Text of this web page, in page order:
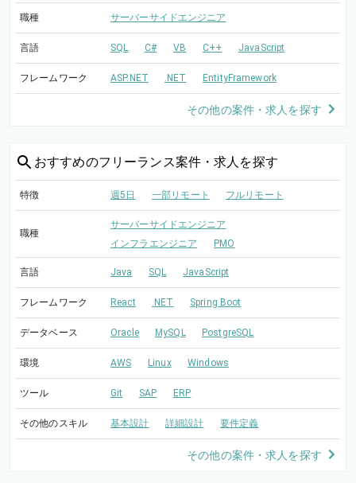
職種 サーバーサイドエンジニア
言語 SQL C# VB C++ JavaScript
フレームワーク ASP.NET .NET EntityFramework
その他の案件・求人を探す
おすすめのフリーランス案件・求人を探す
特徴 週5日 一部リモート フルリモート
職種
サーバーサイドエンジニア
インフラエンジニア
PMO
言語 Java SQL JavaScript
フレームワーク React .NET Spring Boot
データベース Oracle MySQL PostgreSQL
環境 AWS Linux Windows
ツール Git SAP ERP
その他のスキル 基本設計 詳細設計 要件定義
その他の案件・求人を探す